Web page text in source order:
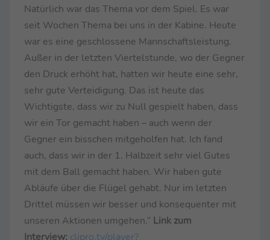
Natürlich war das Thema vor dem Spiel. Es war
seit Wochen Thema bei uns in der Kabine. Heute
war es eine geschlossene Mannschaftsleistung.
Außer in der letzten Viertelstunde, wo der Gegner
den Druck erhöht hat, hatten wir heute eine sehr,
sehr gute Verteidigung. Das ist heute das
Wichtigste, dass wir zu Null gespielt haben, dass
wir ein Tor gemacht haben – auch wenn der
Gegner ein bisschen mitgeholfen hat. Ich fand
auch, dass wir in der 1. Halbzeit sehr viel Gutes
mit dem Ball gemacht haben. Wir haben gute
Abläufe über die Flügel gehabt. Nur im letzten
Drittel müssen wir besser und konsequenter mit
unseren Aktionen umgehen.“ Link zum
Interview: clipro.tv/player?